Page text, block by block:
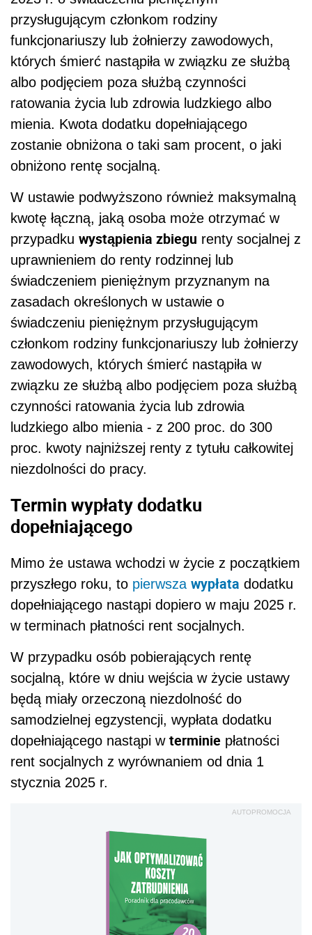
przysługującym członkom rodziny
funkcjonariuszy lub żołnierzy zawodowych,
których śmierć nastąpiła w związku ze służbą
albo podjęciem poza służbą czynności
ratowania życia lub zdrowia ludzkiego albo
mienia. Kwota dodatku dopełniającego
zostanie obniżona o taki sam procent, o jaki
obniżono rentę socjalną.
W ustawie podwyższono również maksymalną
kwotę łączną, jaką osoba może otrzymać w
przypadku wystąpienia zbiegu renty socjalnej z
uprawnieniem do renty rodzinnej lub
świadczeniem pieniężnym przyznanym na
zasadach określonych w ustawie o
świadczeniu pieniężnym przysługującym
członkom rodziny funkcjonariuszy lub żołnierzy
zawodowych, których śmierć nastąpiła w
związku ze służbą albo podjęciem poza służbą
czynności ratowania życia lub zdrowia
ludzkiego albo mienia - z 200 proc. do 300
proc. kwoty najniższej renty z tytułu całkowitej
niezdolności do pracy.
Termin wypłaty dodatku
dopełniającego
Mimo że ustawa wchodzi w życie z początkiem
przyszłego roku, to pierwsza wypłata dodatku
dopełniającego nastąpi dopiero w maju 2025 r.
w terminach płatności rent socjalnych.
W przypadku osób pobierających rentę
socjalną, które w dniu wejścia w życie ustawy
będą miały orzeczoną niezdolność do
samodzielnej egzystencji, wypłata dodatku
dopełniającego nastąpi w terminie płatności
rent socjalnych z wyrównaniem od dnia 1
stycznia 2025 r.
AUTOPROMOCJA